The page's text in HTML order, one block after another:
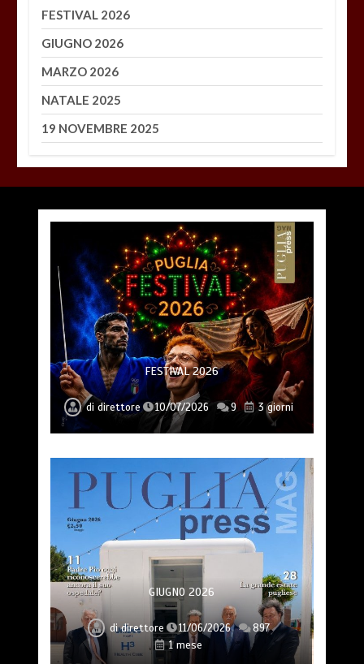
FESTIVAL 2026
GIUGNO 2026
MARZO 2026
NATALE 2025
19 NOVEMBRE 2025
FESTIVAL 2026
di direttore 10/07/2026 9 3 giorni
GIUGNO 2026
didirettore 11/06/2026
897
1 mese